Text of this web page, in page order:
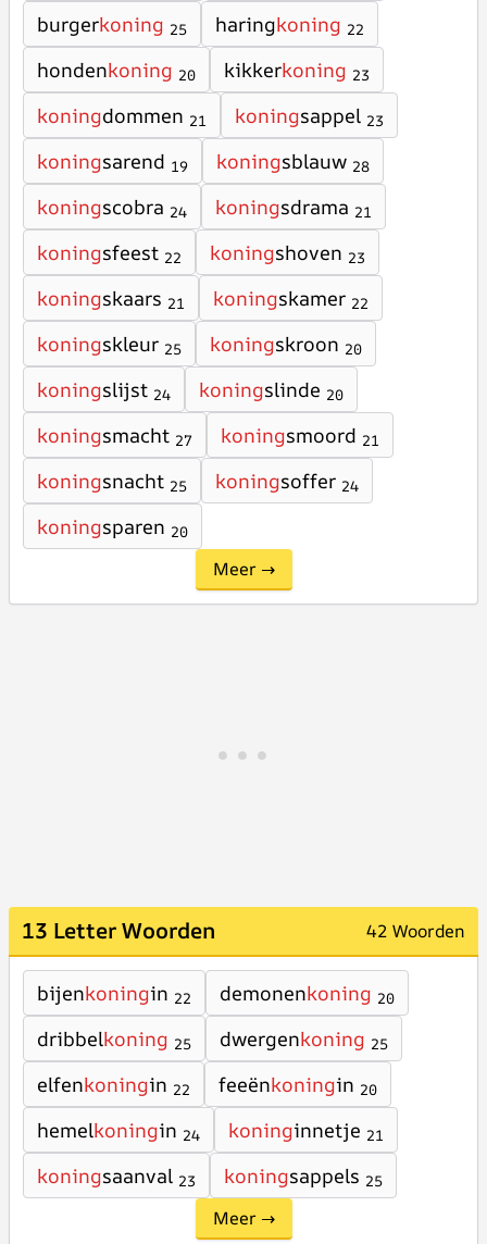
burgerkoning 25 haringkoning 22
hondenkoning 20 kikkerkoning 23
koningdommen 21 koningsappel 23
koningsarend 19 koningsblauw 28
koningscobra 24 koningsdrama 21
koningsfeest 22 koningshoven 23
koningskaars 21 koningskamer 22
koningskleur 25 koningskroon 20
koningslijst 24 koningslinde 20
koningsmacht 27 koningsmoord 21
koningsnacht 25 koningsoffer 24
koningsparen 20
Meer →
13 Letter Woorden 42 Woorden
bijenkoningin 22 demonenkoning 20
dribbelkoning 25 dwergenkoning 25
elfenkoningin 22 feeënkoningin 20
hemelkoningin 24 koninginnetje 21
koningsaanval 23 koningsappels 25
Meer →